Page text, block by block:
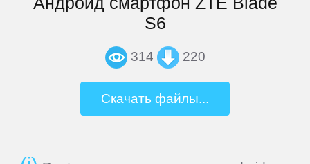
S6
314 220
Скачать файлы...